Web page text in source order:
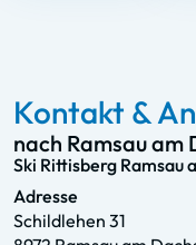
Kontakt &
nach Ramsau am
Ski Rittisberg Ramsau
Adresse
Schildlehen 31